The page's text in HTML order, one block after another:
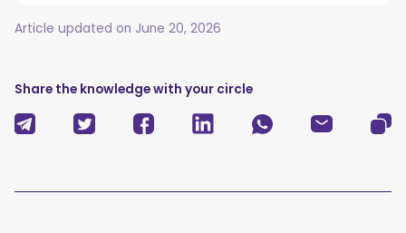
Article updated on June 20, 2026
Share the knowledge with your circle